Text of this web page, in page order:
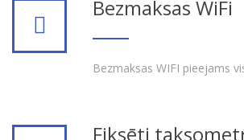
Bezmaksas WiFi
Bezmaksas WIFI pieejams
Fiksēti